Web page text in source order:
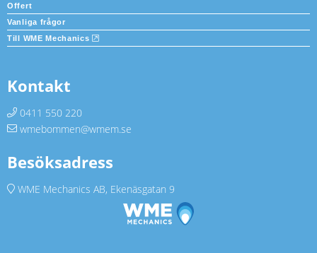
Offert
Vanliga frågor
Till WME Mechanics
Kontakt
0411 550 220
wmebommen@wmem.se
Besöksadress
WME Mechanics AB, Ekenäsgatan 9